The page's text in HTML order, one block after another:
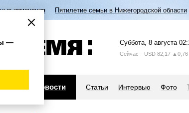
изменения Пятилетие семьи в Нижегородской области
Суббота, 8 августа
Сейчас USD 82,17 ▲0,76
Новости Статьи Интервью Фото
—